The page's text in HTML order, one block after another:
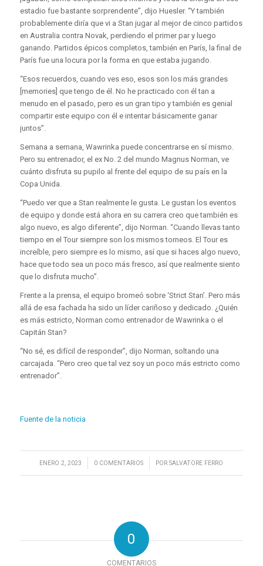
estadio fue bastante sorprendente”, dijo Huesler. “Y también
probablemente diría que vi a Stan jugar al mejor de cinco partidos
en Australia contra Novak, perdiendo el primer par y luego
ganando. Partidos épicos completos, también en París, la final de
París fue una locura por la forma en que estaba jugando.
“Esos recuerdos, cuando ves eso, esos son los más grandes
[memories] que tengo de él. No he practicado con él tan a
menudo en el pasado, pero es un gran tipo y también es genial
compartir este equipo con él e intentar básicamente ganar
juntos”.
Semana a semana, Wawrinka puede concentrarse en sí mismo.
Pero su entrenador, el ex No. 2 del mundo Magnus Norman, ve
cuánto disfruta su pupilo al frente del equipo de su país en la
Copa Unida.
“Puedo ver que a Stan realmente le gusta. Le gustan los eventos
de equipo y donde está ahora en su carrera creo que también es
algo nuevo, es algo diferente”, dijo Norman. “Cuando llevas tanto
tiempo en el Tour siempre son los mismos torneos. El Tour es
increíble, pero siempre es lo mismo, así que si haces algo nuevo,
hace que todo sea un poco más fresco, así que realmente siento
que lo disfruta mucho”.
Frente a la prensa, el equipo bromeó sobre ‘Strict Stan’. Pero más
allá de esa fachada ha sido un líder cariñoso y dedicado. ¿Quién
es más estricto, Norman como entrenador de Wawrinka o el
Capitán Stan?
“No sé, es difícil de responder”, dijo Norman, soltando una
carcajada. “Pero creo que tal vez soy un poco más estricto como
entrenador”.
Fuente de la noticia
ENERO 2, 2023
/ 0 COMENTARIOS
/ PORSALVATORE FERRO
0
COMENTARIOS